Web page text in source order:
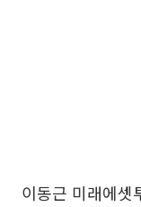
이동근 미래에셋